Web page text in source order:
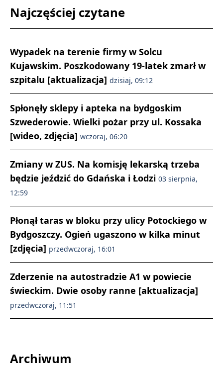
Najczęściej czytane
Wypadek na terenie firmy w Solcu
Kujawskim. Poszkodowany 19-latek zmarł w
szpitalu [aktualizacja] dzisiaj, 09:12
Spłonęły sklepy i apteka na bydgoskim
Szwederowie. Wielki pożar przy ul. Kossaka
[wideo, zdjęcia] wczoraj, 06:20
Zmiany w ZUS. Na komisję lekarską trzeba
będzie jeździć do Gdańska i Łodzi 03 sierpnia,
12:59
Płonął taras w bloku przy ulicy Potockiego w
Bydgoszczy. Ogień ugaszono w kilka minut
[zdjęcia] przedwczoraj, 16:01
Zderzenie na autostradzie A1 w powiecie
świeckim. Dwie osoby ranne [aktualizacja]
przedwczoraj, 11:51
Archiwum